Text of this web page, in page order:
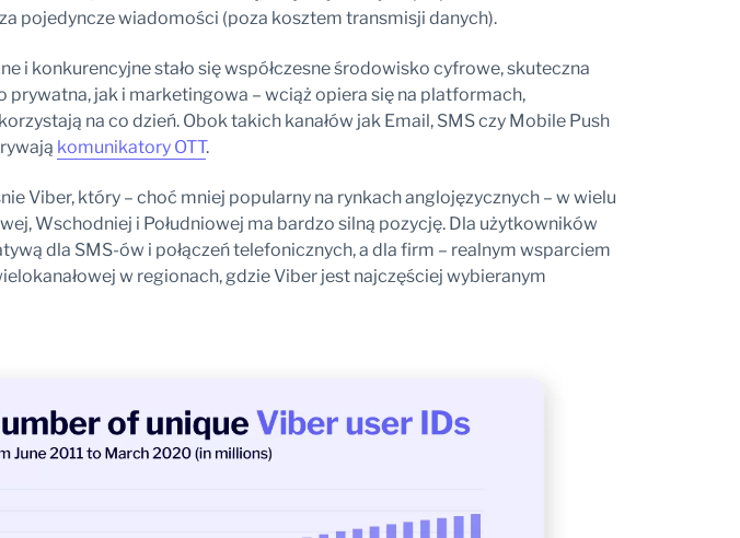
pojedyncze wiadomości (poza kosztem transmisji danych).
i konkurencyjne stało się współczesne środowisko cyfrowe, skuteczna
prywatna, jak i marketingowa – wciąż opiera się na platformach,
na co dzień. Obok takich kanałów jak Email, SMS czy Mobile Push
komunikatory OTT.
Viber, który – choć mniej popularny na rynkach anglojęzycznych – w wielu
Wschodniej i Południowej ma bardzo silną pozycję. Dla użytkowników
dla SMS-ów i połączeń telefonicznych, a dla firm – realnym wsparciem
w regionach, gdzie Viber jest najczęściej wybieranym